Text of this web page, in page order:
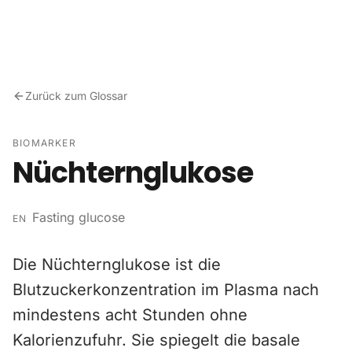
Zurück zum Glossar
BIOMARKER
Nüchternglukose
EN Fasting glucose
Die Nüchternglukose ist die
Blutzuckerkonzentration im Plasma nach
mindestens acht Stunden ohne
Kalorienzufuhr. Sie spiegelt die basale